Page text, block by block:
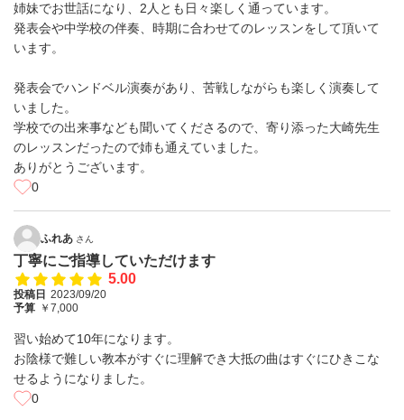
姉妹でお世話になり、2人とも日々楽しく通っています。
発表会や中学校の伴奏、時期に合わせてのレッスンをして頂いて
います。
発表会でハンドベル演奏があり、苦戦しながらも楽しく演奏して
いました。
学校での出来事なども聞いてくださるので、寄り添った大崎先生
のレッスンだったので姉も通えていました。
ありがとうございます。
0
ふれあ さん
丁寧にご指導していただけます
5.00
投稿日 2023/09/20
予算 ￥7,000
習い始めて10年になります。
お陰様で難しい教本がすぐに理解でき大抵の曲はすぐにひきこな
せるようになりました。
0